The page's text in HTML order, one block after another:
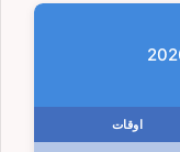
اوقات